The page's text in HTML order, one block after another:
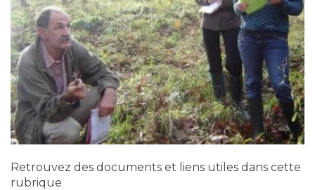
Retrouvez des documents et liens utiles dans cette
rubrique